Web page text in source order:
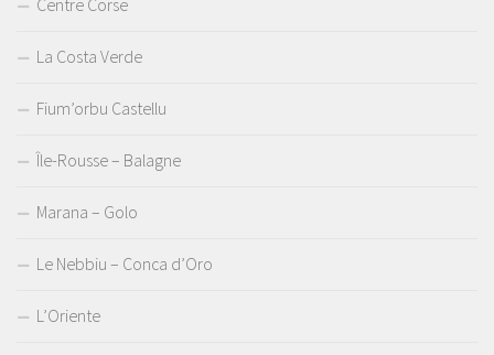
Centre Corse
La Costa Verde
Fium’orbu Castellu
Île-Rousse – Balagne
Marana – Golo
Le Nebbiu – Conca d’Oro
L’Oriente